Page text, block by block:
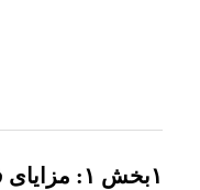
۱بخش ۱: مزایای فروش طلایاب قسطی